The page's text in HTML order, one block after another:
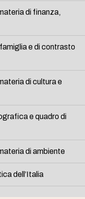
di finanza,
e di contrasto
di cultura e
e quadro di
di ambiente
dell’Italia